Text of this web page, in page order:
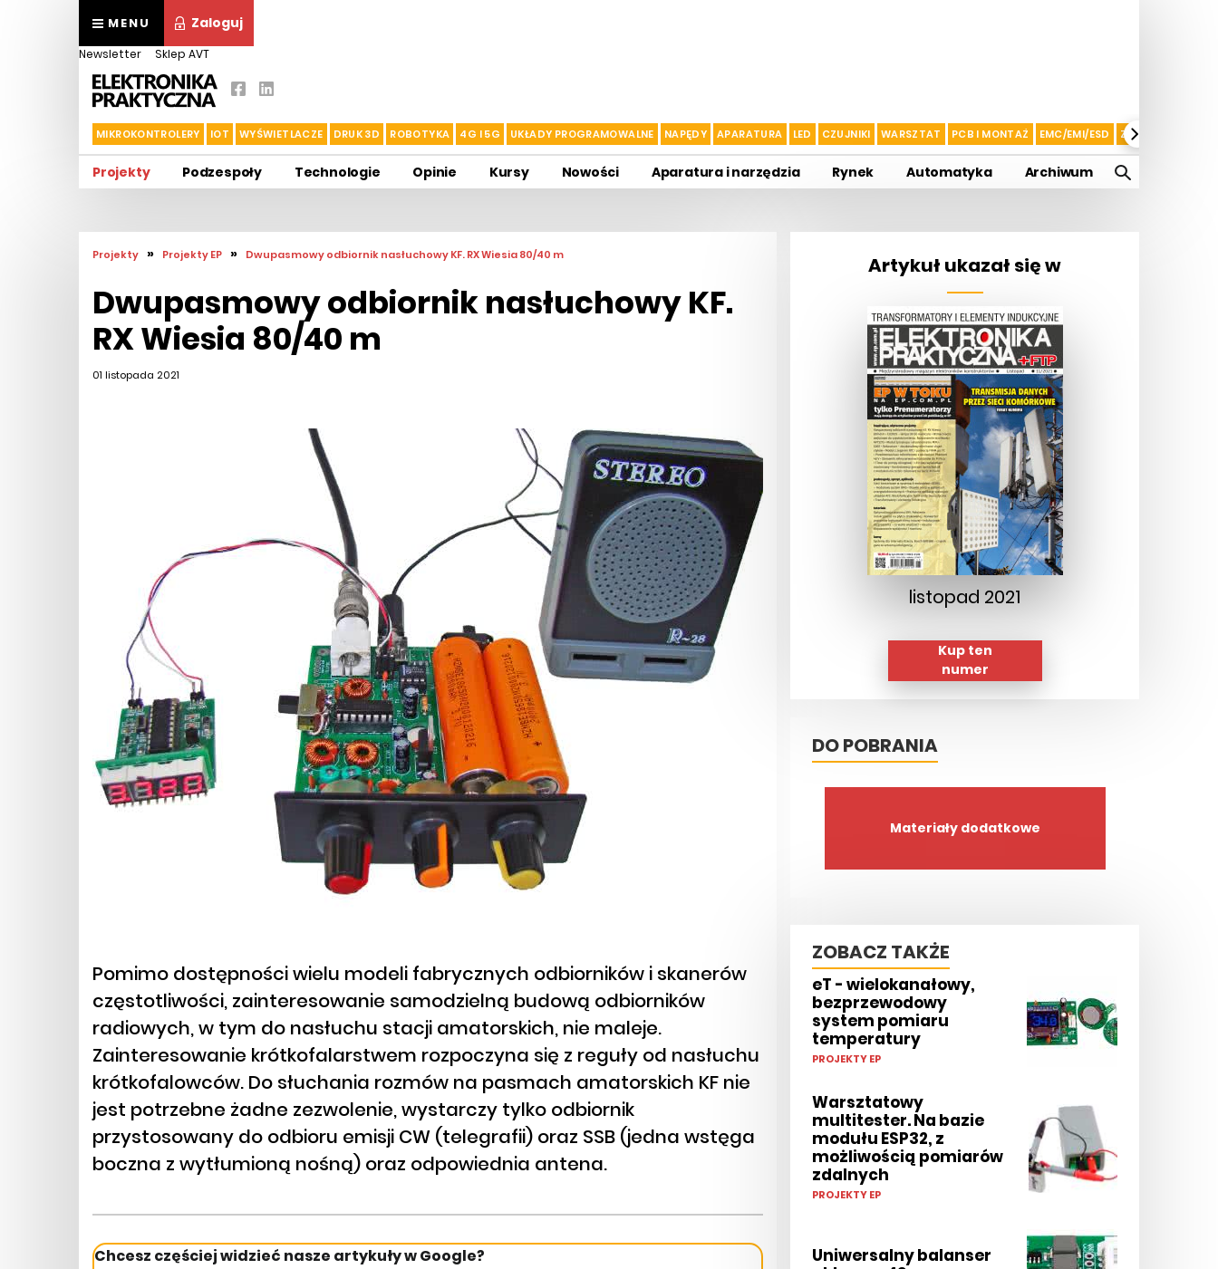
MENU Zaloguj
Newsletter Sklep AVT
MIKROKONTROLERY IOT WYŚWIETLACZE DRUK 3D ROBOTYKA 4G I 5G UKŁADY PROGRAMOWALNE NAPĘDY APARATURA LED CZUJNIKI WARSZTAT PCB I MONTAŻ EMC/EMI/ESD ZASILANIE I
Projekty Podzespoły Technologie Opinie Kursy Nowości Aparatura i narzędzia Rynek Automatyka Archiwum
Projekty » Projekty EP » Dwupasmowy odbiornik nasłuchowy KF. RX Wiesia 80/40 m
Dwupasmowy odbiornik nasłuchowy KF.
RX Wiesia 80/40 m
01 listopada 2021
Pomimo dostępności wielu modeli fabrycznych odbiorników i skanerów
częstotliwości, zainteresowanie samodzielną budową odbiorników
radiowych, w tym do nasłuchu stacji amatorskich, nie maleje.
Zainteresowanie krótkofalarstwem rozpoczyna się z reguły od nasłuchu
krótkofalowców. Do słuchania rozmów na pasmach amatorskich KF nie
jest potrzebne żadne zezwolenie, wystarczy tylko odbiornik
przystosowany do odbioru emisji CW (telegrafii) oraz SSB (jedna wstęga
boczna z wytłumioną nośną) oraz odpowiednia antena.
Chcesz częściej widzieć nasze artykuły w Google?
Artykuł ukazał się w
listopad 2021
Kup ten
numer
DO POBRANIA
Materiały dodatkowe
ZOBACZ TAKŻE
eT - wielokanałowy,
bezprzewodowy
system pomiaru
temperatury
PROJEKTY EP
Warsztatowy
multitester. Na bazie
modułu ESP32, z
możliwością pomiarów
zdalnych
PROJEKTY EP
Uniwersalny balanser